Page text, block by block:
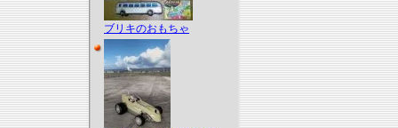
ブリキのおもちゃ